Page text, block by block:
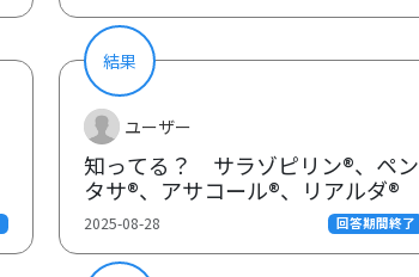
結果
ユーザー
知ってる？ サラゾピリン®、ペン
タサ®、アサコール®、リアルダ®
2025-08-28 回答期間終了